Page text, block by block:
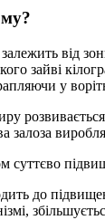
від
зайві
у
розвивається
до